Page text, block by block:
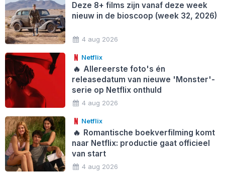
Deze 8+ films zijn vanaf deze week
nieuw in de bioscoop (week 32, 2026)
4 aug 2026
Netflix
🔥 Allereerste foto's én
releasedatum van nieuwe 'Monster'-
serie op Netflix onthuld
4 aug 2026
Netflix
🔥 Romantische boekverfilming komt
naar Netflix: productie gaat officieel
van start
4 aug 2026